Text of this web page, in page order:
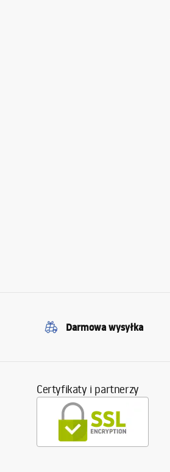
Darmowa wysyłka
Certyfikaty i partnerzy